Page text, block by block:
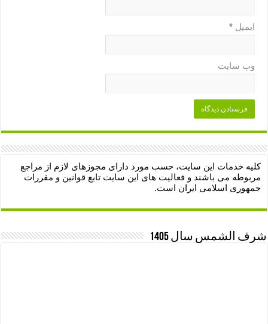
ایمیل*
وب‌ سایت
کلیه خدمات این سایت، حسب مورد دارای مجوزهای لازم از مراجع
مربوطه می باشند و فعالیت های این سایت تابع قوانین و مقررات
جمهوری اسلامی ایران است.
شرف الشمس سال 1405